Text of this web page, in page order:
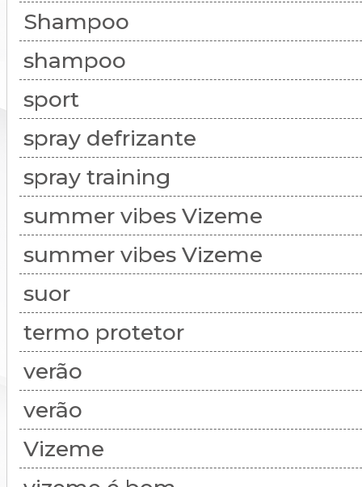
Shampoo
shampoo
sport
spray defrizante
spray training
summer vibes Vizeme
summer vibes Vizeme
suor
termo protetor
verão
verão
Vizeme